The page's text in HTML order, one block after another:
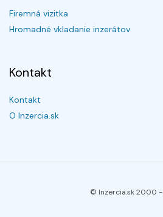
Firemná vizitka
Hromadné vkladanie inzerátov
Kontakt
Kontakt
O Inzercia.sk
© Inzercia.sk 2000 -